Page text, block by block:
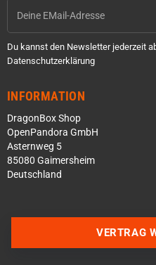
Du kannst den Newsletter jederzeit
Datenschutzerklärung
INFORMATION
DragonBox Shop
OpenPandora GmbH
Asternweg 5
85080 Gaimersheim
Deutschland
VERTRAG